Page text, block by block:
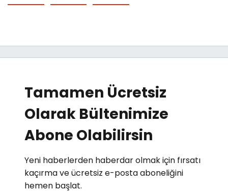
Tamamen Ücretsiz
Olarak Bültenimize
Abone Olabilirsin
Yeni haberlerden haberdar olmak için fırsatı
kaçırma ve ücretsiz e-posta aboneliğini
hemen başlat.